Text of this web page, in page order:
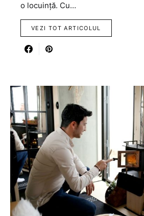
o locuință. Cu…
VEZI TOT ARTICOLUL